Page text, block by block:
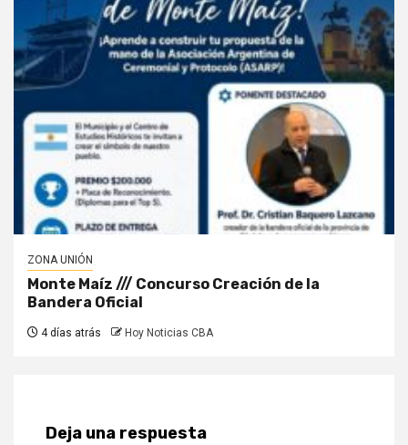
ZONA UNIÓN
Monte Maíz /// Concurso Creación de la
Bandera Oficial
4 días atrás Hoy Noticias CBA
Deja una respuesta